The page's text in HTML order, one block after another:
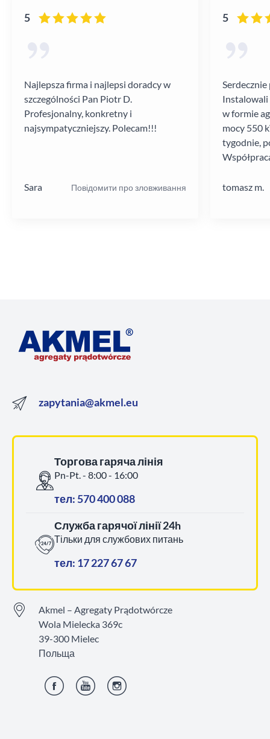
5
Najlepsza firma i najlepsi doradcy w
szczególności Pan Piotr D.
Profesjonalny, konkretny i
najsympatyczniejszy. Polecam!!!
Sara Повідомити про зловживання
5
Instalowali
w formie
mocy 550
tygodnie,
tomasz m.
zapytania@akmel.eu
Торгова гаряча лінія
Pn-Pt. - 8:00 - 16:00
тел: 570 400 088
Служба гарячої лінії 24h
Тільки для службових питань
тел: 17 227 67 67
Akmel – Agregaty Prądotwórcze
Wola Mielecka 369c
39-300 Mielec
Польща